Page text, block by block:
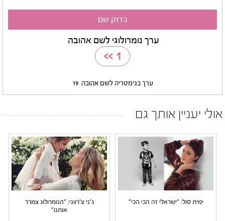
ערך נומרולוגי לשם אהובה
1
>>
ערך בגימטריה לשם אהובה 19
אולי יעניין אותך גם
ימית סול: "ישראלי זה הכי הכי"
ג'ני צ'רווני: "הנומרולוג צמרר
אותנו"